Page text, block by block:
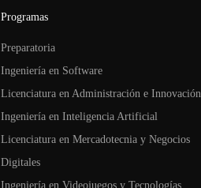
Programas
Preparatoria
Ingeniería en Software
Licenciatura en Administración e Innovación
Ingeniería en Inteligencia Artificial
Licenciatura en Mercadotecnia y Negocios
Digitales
Ingeniería en Videojuegos y Tecnologías